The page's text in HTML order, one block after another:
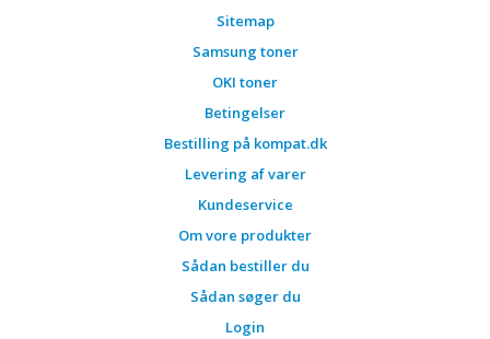
Sitemap
Samsung toner
OKI toner
Betingelser
Bestilling på kompat.dk
Levering af varer
Kundeservice
Om vore produkter
Sådan bestiller du
Sådan søger du
Login